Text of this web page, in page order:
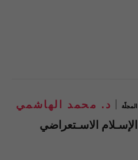
المجلّة د. محمد الهاشمي
الإسـلام الاسـتعراضي